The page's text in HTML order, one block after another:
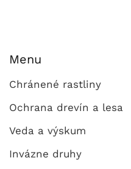
Menu
Chránené rastliny
Ochrana drevín a lesa
Veda a výskum
Invázne druhy